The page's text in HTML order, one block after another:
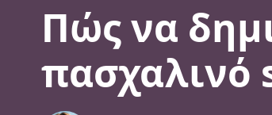
Πώς να
πασχαλινό